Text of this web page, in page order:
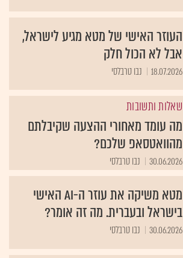
העוזר האישי של מטא מגיע לישראל,
אבל לא הכול חלק
18.07.2026 נבו טרבלסי
שאלות ותשובות
מה עומד מאחורי ההצעה שקיבלתם
מהוואטסאפ שלכם?
30.06.2026 נבו טרבלסי
מטא משיקה את עוזר ה-AI האישי
בישראל ובעברית. מה זה אומר?
30.06.2026 נבו טרבלסי